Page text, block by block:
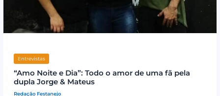
Entrevistas
“Amo Noite e Dia”: Todo o amor de uma fã pela
dupla Jorge & Mateus
Redação Festanejo